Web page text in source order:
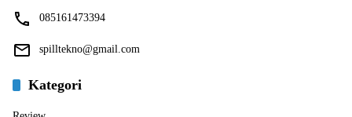
085161473394
spilltekno@gmail.com
Kategori